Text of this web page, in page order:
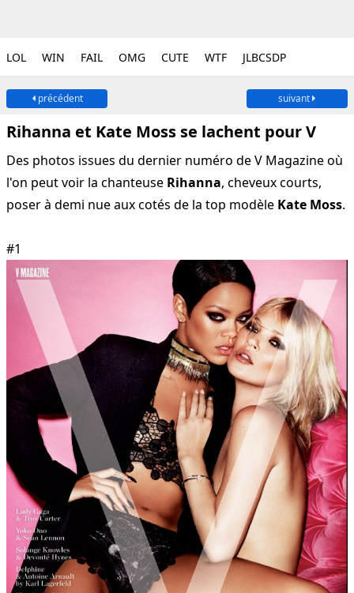
LOL WIN FAIL OMG CUTE WTF JLBCSDP
précédent suivant
Rihanna et Kate Moss se lachent pour V
Des photos issues du dernier numéro de V Magazine où
l'on peut voir la chanteuse Rihanna, cheveux courts,
poser à demi nue aux cotés de la top modèle Kate Moss.
#1